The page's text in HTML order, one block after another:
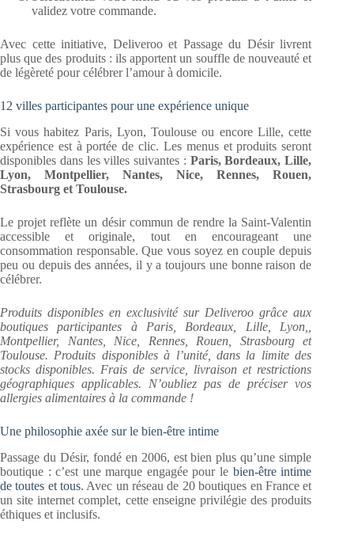
validez votre commande.
Avec cette initiative, Deliveroo et Passage du Désir livrent
plus que des produits : ils apportent un souffle de nouveauté et
de légèreté pour célébrer l’amour à domicile.
12 villes participantes pour une expérience unique
Si vous habitez Paris, Lyon, Toulouse ou encore Lille, cette
expérience est à portée de clic. Les menus et produits seront
disponibles dans les villes suivantes : Paris, Bordeaux, Lille,
Lyon, Montpellier, Nantes, Nice, Rennes, Rouen,
Strasbourg et Toulouse.
Le projet reflète un désir commun de rendre la Saint-Valentin
accessible et originale, tout en encourageant une
consommation responsable. Que vous soyez en couple depuis
peu ou depuis des années, il y a toujours une bonne raison de
célébrer.
Produits disponibles en exclusivité sur Deliveroo grâce aux
boutiques participantes à Paris, Bordeaux, Lille, Lyon,,
Montpellier, Nantes, Nice, Rennes, Rouen, Strasbourg et
Toulouse. Produits disponibles à l’unité, dans la limite des
stocks disponibles. Frais de service, livraison et restrictions
géographiques applicables. N’oubliez pas de préciser vos
allergies alimentaires à la commande !
Une philosophie axée sur le bien-être intime
Passage du Désir, fondé en 2006, est bien plus qu’une simple
boutique : c’est une marque engagée pour le bien-être intime
de toutes et tous. Avec un réseau de 20 boutiques en France et
un site internet complet, cette enseigne privilégie des produits
éthiques et inclusifs.